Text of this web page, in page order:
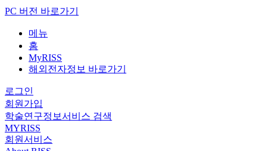
PC 버전 바로가기
메뉴
홈
MyRISS
해외전자정보 바로가기
로그인
회원가입
학술연구정보서비스 검색
MYRISS
회원서비스